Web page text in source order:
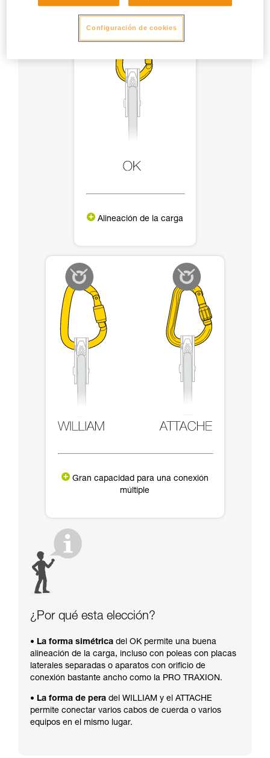
Alineación de la carga
Gran capacidad para una conexión
múltiple
¿Por qué esta elección?
• La forma simétrica del OK permite una buena
alineación de la carga, incluso con poleas con placas
laterales separadas o aparatos con orificio de
conexión bastante ancho como la PRO TRAXION.
• La forma de pera del WILLIAM y el ATTACHE
permite conectar varios cabos de cuerda o varios
equipos en el mismo lugar.
Configuración de cookies